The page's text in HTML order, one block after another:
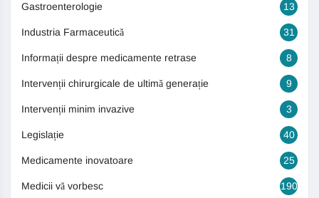
Gastroenterologie 13
Industria Farmaceutică 31
Informații despre medicamente retrase 8
Intervenții chirurgicale de ultimă generație 9
Intervenții minim invazive 3
Legislație 40
Medicamente inovatoare 25
Medicii vă vorbesc 190